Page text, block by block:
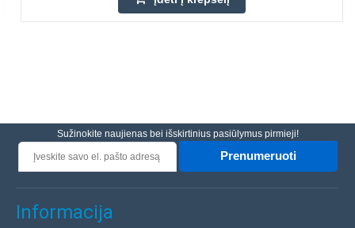
Sužinokite naujienas bei išskirtinius pasiūlymus pirmieji!
Prenumeruoti
Informacija